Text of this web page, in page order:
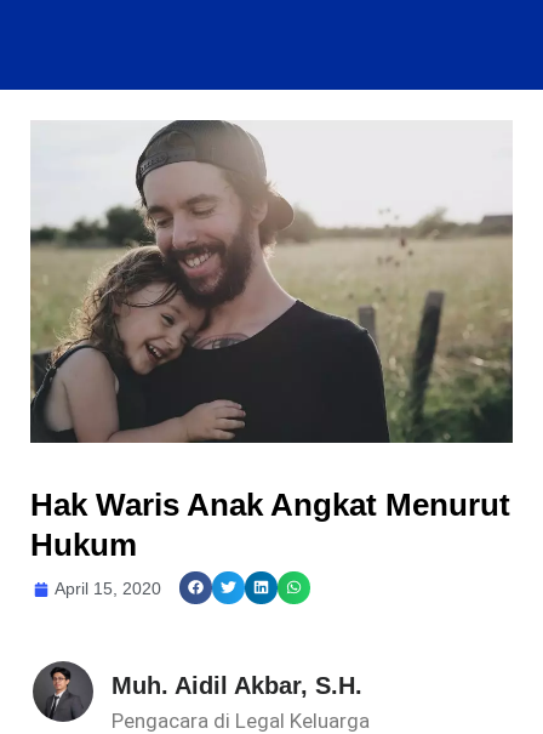
Hak Waris Anak Angkat Menurut
Hukum
April 15, 2020
Muh. Aidil Akbar, S.H.
Pengacara di Legal Keluarga